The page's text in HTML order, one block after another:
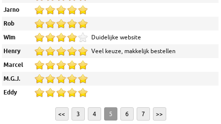
Jarno
Rob
Wim Duidelijke website
Henry Veel keuze, makkelijk bestellen
Marcel
M.G.J.
Eddy
<< 3 4 5 6 7 >>